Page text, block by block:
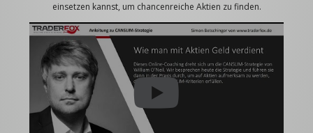
einsetzen kannst, um chancenreiche Aktien zu finden.